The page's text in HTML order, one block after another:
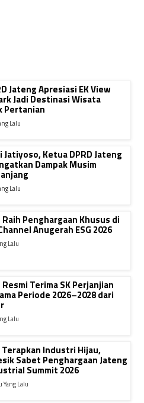
Jateng Apresiasi EK View
Jadi Destinasi Wisata
Pertanian
Lalu
Jatiyoso, Ketua DPRD Jateng
Dampak Musim
Lalu
Penghargaan Khusus di
Anugerah ESG 2026
Lalu
Terima SK Perjanjian
Periode 2026–2028 dari
Lalu
Industri Hijau,
Sabet Penghargaan Jateng
Summit 2026
Yang Lalu